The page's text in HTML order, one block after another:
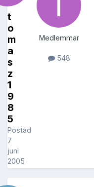
t
o
m
a
s
z
1
9
8
5
Postad
7
juni
2005
Medlemmar
548